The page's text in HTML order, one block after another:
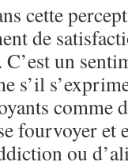
cette
de
C’est un
s’il
comme
fourvoyer et
ou